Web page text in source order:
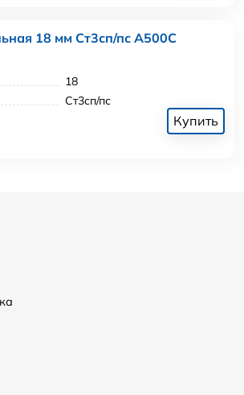
18 мм Ст3сп/пс А500С
18
Ст3сп/пс
Купить